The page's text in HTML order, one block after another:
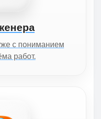
с пониманием
работ.